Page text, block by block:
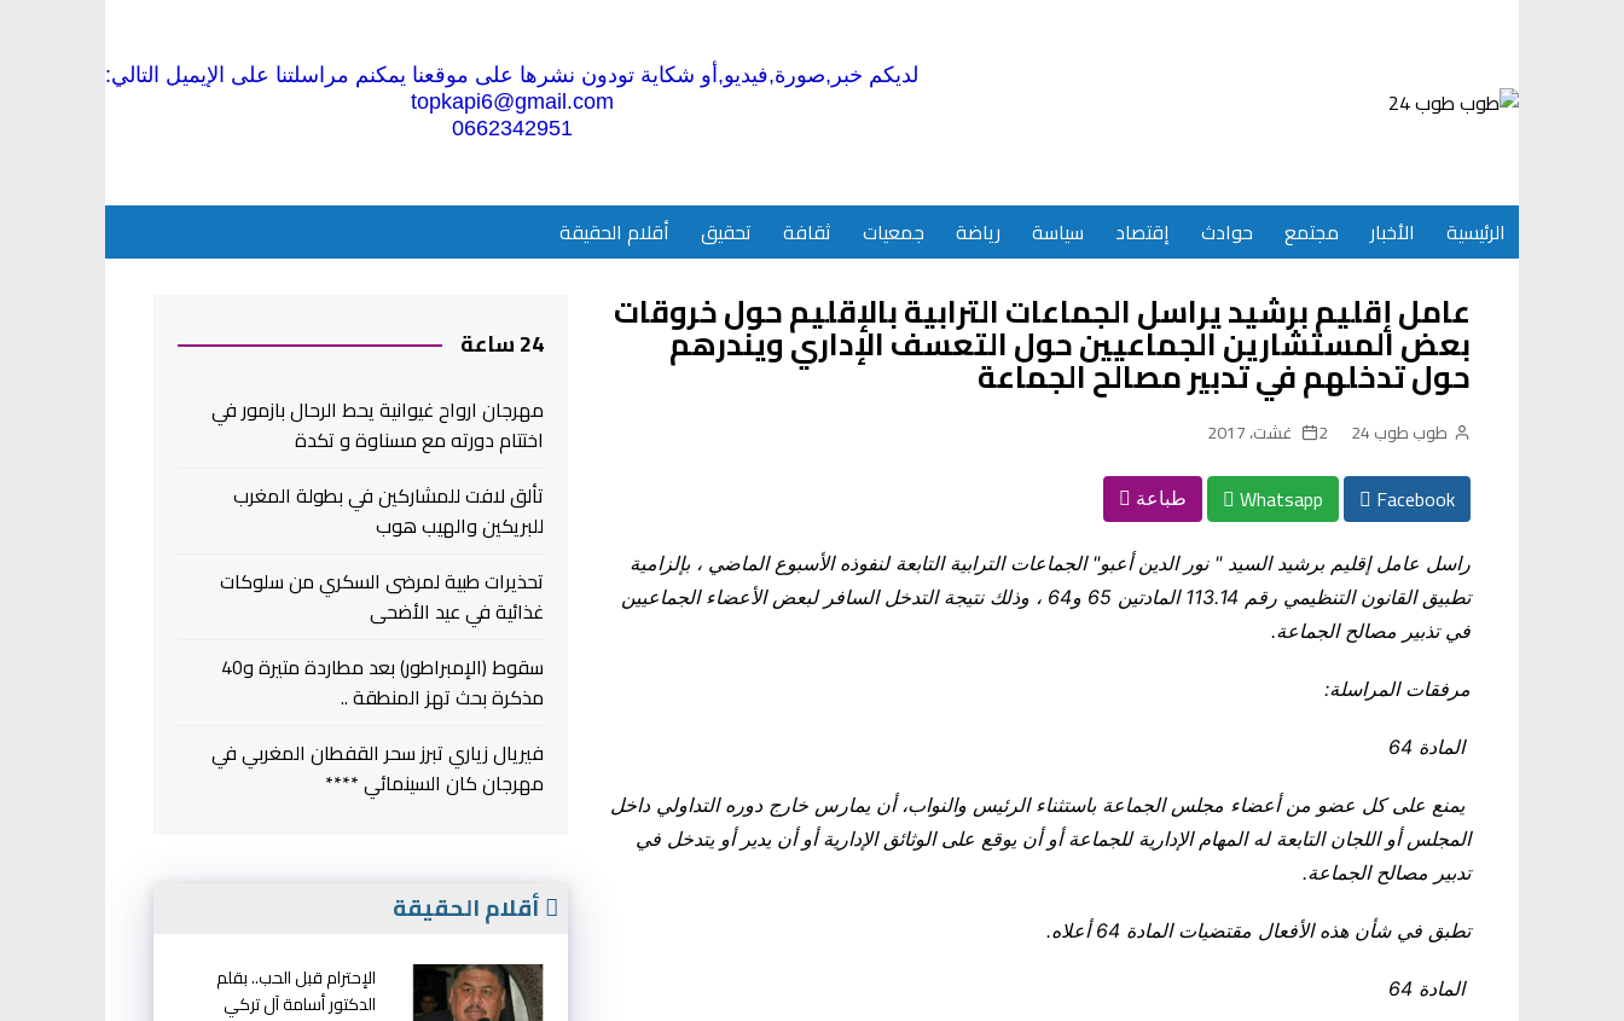
لديكم خبر,صورة,فيديو,أو شكاية تودون نشرها على موقعنا يمكنم مراسلتنا على الإيميل التالي:
topkapi6@gmail.com
0662342951
الرئيسية الأخبار مجتمع حوادث إقتصاد سياسة رياضة جمعيات ثقافة تحقيق أقلام الحقيقة
عامل إقليم برشيد يراسل الجماعات الترابية بالإقليم حول خروقات
بعض المستشارين الجماعيين حول التعسف الإداري ويندرهم
حول تدخلهم في تدبير مصالح الجماعة
طوب طوب 24 2 غشت، 2017
Facebook
Whatsapp طباعة
راسل عامل إقليم برشيد السيد " نور الدين أعبو" الجماعات الترابية التابعة لنفوذه الأسبوع الماضي ، بإلزامية
تطبيق القانون التنظيمي رقم 113.14 المادتين 65 و64 ، وذلك نتيجة التدخل السافر لبعض الأعضاء الجماعيين
في تذبير مصالح الجماعة.
مرفقات المراسلة:
المادة 64
يمنع على كل عضو من أعضاء مجلس الجماعة باستثناء الرئيس والنواب، أن يمارس خارج دوره التداولي داخل
المجلس أو اللجان التابعة له المهام الإدارية للجماعة أو أن يوقع على الوثائق الإدارية أو أن يدير أو يتدخل في
تدبير مصالح الجماعة.
تطبق في شأن هذه الأفعال مقتضيات المادة 64 أعلاه .
المادة 64
24 ساعة
مهرجان ارواح غيوانية يحط الرحال بازمور في
اختتام دورته مع مسناوة و تكدة
تألق لافت للمشاركين في بطولة المغرب
للبريكين والهيب هوب
تحذيرات طبية لمرضى السكري من سلوكات
غذائية في عيد الأضحى
سقوط (الإمبراطور) بعد مطاردة متيرة و40
مذكرة بحث تهز المنطقة ..
فيريال زياري تبرز سحر القفطان المغربي في
مهرجان كان السينمائي ****
أقلام الحقيقة
الإحترام قبل الحب.. بقلم
الدكتور أسامة آل تركي